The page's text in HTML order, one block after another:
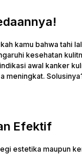
kamu bahwa tahi
kesehatan
awal kanker
Efektif
estetika maupun